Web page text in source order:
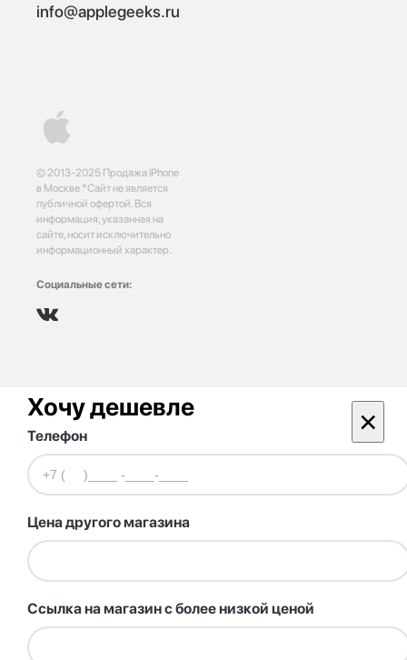
© 2013-2025 Продажа iPhone
в Москве *Сайт не является
публичной офертой. Вся
информация, указанная на
сайте, носит исключительно
информационный характер.
Социальные сети:
info@applegeeks.ru
Хочу дешевле ×
Телефон
Цена другого магазина
Ссылка на магазин с более низкой ценой